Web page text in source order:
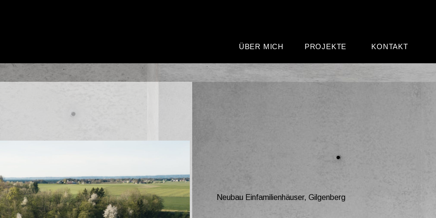
ÜBER MICH
PROJEKTE KONTAKT
Neubau Einfamilienhäuser, Gilgenberg